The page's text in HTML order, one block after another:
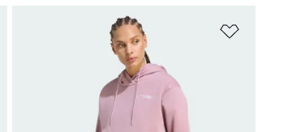
Añadir a la lista de deseos